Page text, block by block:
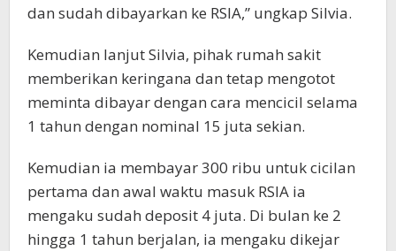
dan sudah dibayarkan ke RSIA,” ungkap Silvia.
Kemudian lanjut Silvia, pihak rumah sakit
memberikan keringana dan tetap mengotot
meminta dibayar dengan cara mencicil selama
1 tahun dengan nominal 15 juta sekian.
Kemudian ia membayar 300 ribu untuk cicilan
pertama dan awal waktu masuk RSIA ia
mengaku sudah deposit 4 juta. Di bulan ke 2
hingga 1 tahun berjalan, ia mengaku dikejar